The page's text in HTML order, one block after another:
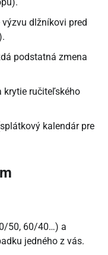
dlžníkovi pred
podstatná zmena
krytie ručiteľského
kalendár pre
50, 60/40…) a
jedného z vás.